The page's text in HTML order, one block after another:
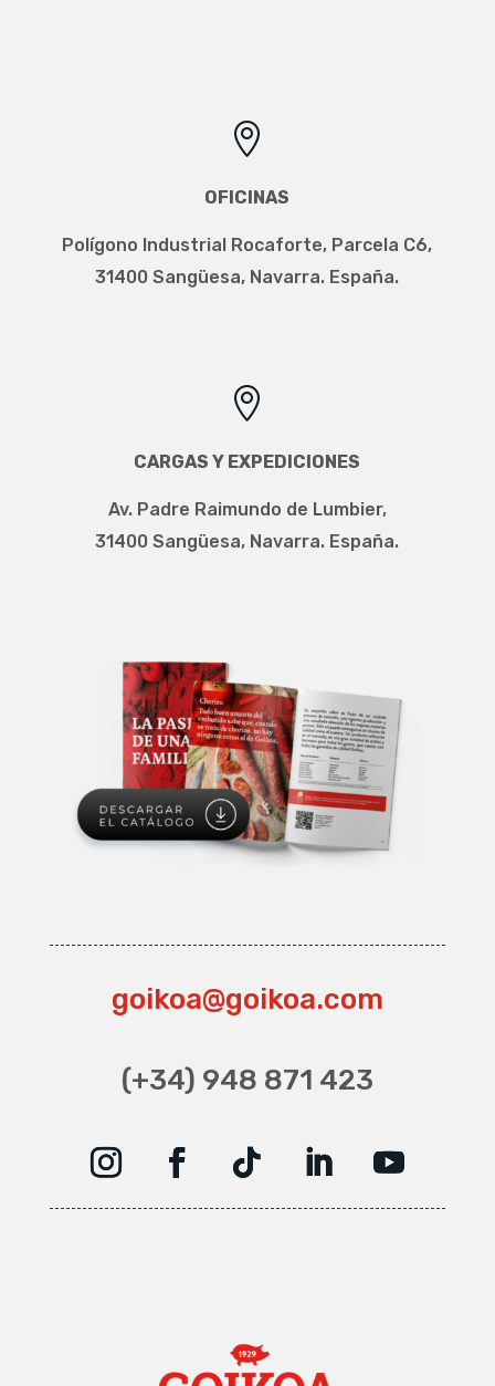

OFICINAS
Polígono Industrial Rocaforte, Parcela C6,
31400 Sangüesa, Navarra. España.

CARGAS Y EXPEDICIONES
Av. Padre Raimundo de Lumbier,
31400 Sangüesa, Navarra. España.
goikoa@goikoa.com
(+34) 948 871 423